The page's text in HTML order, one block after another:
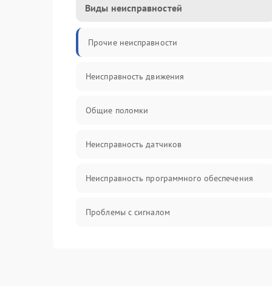
Виды неисправностей
Прочие неисправности
Неисправность движения
Общие поломки
Неисправность датчиков
Неисправность программного обеспечения
Проблемы с сигналом